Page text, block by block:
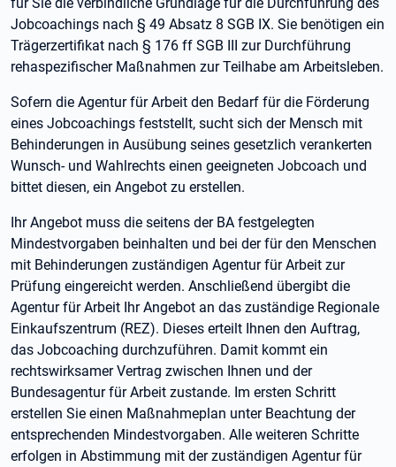
Jobcoachings nach § 49 Absatz 8 SGB IX. Sie benötigen ein
Trägerzertifikat nach § 176 ff SGB III zur Durchführung
rehaspezifischer Maßnahmen zur Teilhabe am Arbeitsleben.
Sofern die Agentur für Arbeit den Bedarf für die Förderung
eines Jobcoachings feststellt, sucht sich der Mensch mit
Behinderungen in Ausübung seines gesetzlich verankerten
Wunsch- und Wahlrechts einen geeigneten Jobcoach und
bittet diesen, ein Angebot zu erstellen.
Ihr Angebot muss die seitens der BA festgelegten
Mindestvorgaben beinhalten und bei der für den Menschen
mit Behinderungen zuständigen Agentur für Arbeit zur
Prüfung eingereicht werden. Anschließend übergibt die
Agentur für Arbeit Ihr Angebot an das zuständige Regionale
Einkaufszentrum (REZ). Dieses erteilt Ihnen den Auftrag,
das Jobcoaching durchzuführen. Damit kommt ein
rechtswirksamer Vertrag zwischen Ihnen und der
Bundesagentur für Arbeit zustande. Im ersten Schritt
erstellen Sie einen Maßnahmeplan unter Beachtung der
entsprechenden Mindestvorgaben. Alle weiteren Schritte
erfolgen in Abstimmung mit der zuständigen Agentur für